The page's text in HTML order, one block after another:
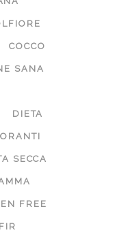
COCCO
SANA
DIETA
SECCA
FREE